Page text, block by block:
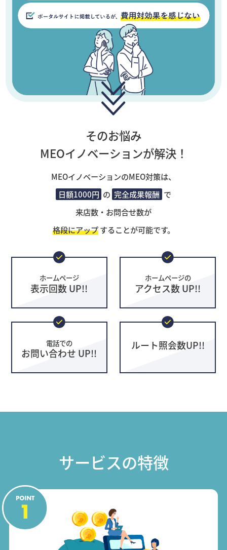
そのお悩み
MEOイノベーションが解決！
MEOイノベーションのMEO対策は、
日額1000円 の 完全成果報酬 で
来店数・お問合せ数が
格段にアップすることが可能です。
ホームページ
表示回数 UP!!
ホームページの
アクセス数 UP!!
電話での
お問い合わせ UP!!
ルート照会数UP!!
サービスの特徴